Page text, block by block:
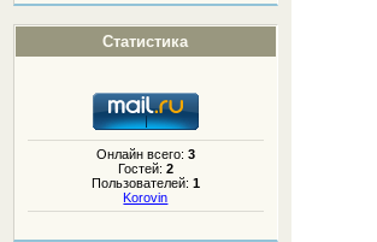
Статистика
Онлайн всего: 3
Гостей: 2
Пользователей: 1
Korovin